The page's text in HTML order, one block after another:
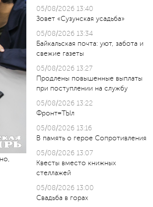
05/08/2026 13:40
Зовет «Сузунская усадьба»
05/08/2026 13:34
Байкальская почта: уют, забота и
свежие газеты
05/08/2026 13:27
Продлены повышенные выплаты
при поступлении на службу
05/08/2026 13:22
Фронт=ТЫл
05/08/2026 13:16
В память о герое Сопротивления
05/08/2026 13:07
Квесты вместо книжных
стеллажей
05/08/2026 13:00
Свадьба в горах